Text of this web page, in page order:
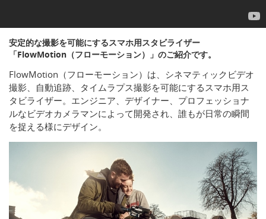
安定的な撮影を可能にするスマホ用スタビライザー
「FlowMotion（フローモーション）」のご紹介です。
FlowMotion（フローモーション）は、シネマティックビデオ
撮影、自動追跡、タイムラプス撮影を可能にするスマホ用ス
タビライザー。エンジニア、デザイナー、プロフェッショナ
ルなビデオカメラマンによって開発され、誰もが日常の瞬間
を捉える様にデザイン。